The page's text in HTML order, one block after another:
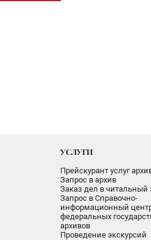
УСЛУГИ
Прейскурант услуг
Запрос в архив
Заказ дел в читальный
Запрос в Справочно-
информационный
федеральных
архивов
Проведение экскурсий